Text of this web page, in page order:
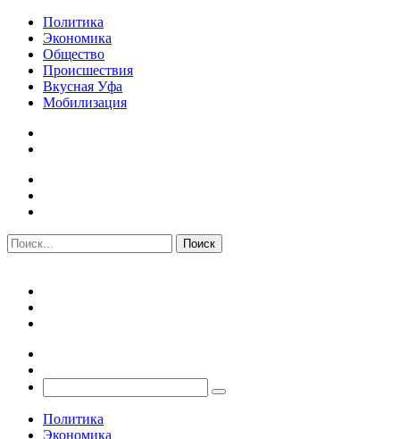
Политика
Экономика
Общество
Происшествия
Вкусная Уфа
Мобилизация
Политика
Экономика